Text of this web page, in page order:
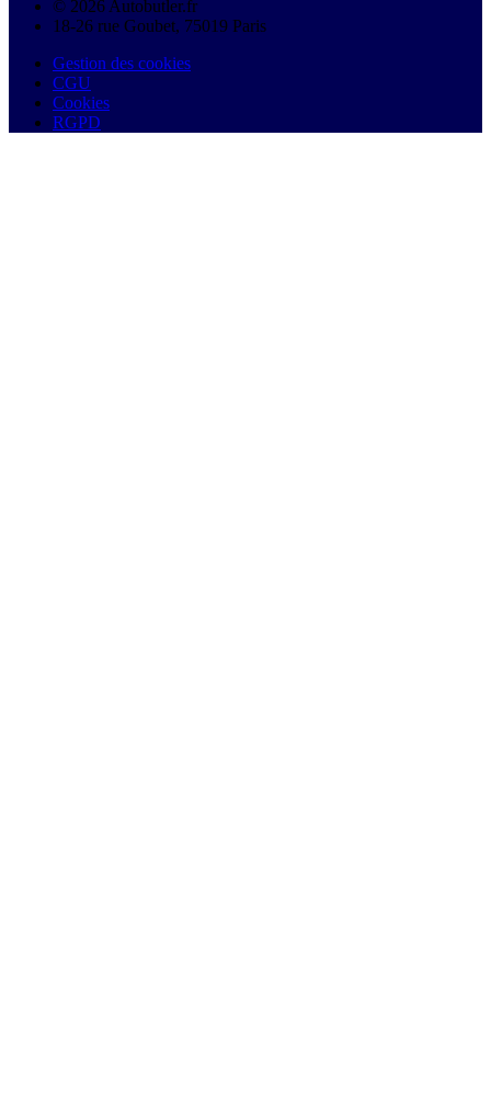
© 2026 Autobutler.fr
18-26 rue Goubet, 75019 Paris
Gestion des cookies
CGU
Cookies
RGPD